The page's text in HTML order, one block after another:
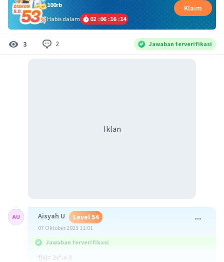
100rb
Habis dalam
02 :06 :16 :14
Klaim
3 2 Jawaban terverifikasi
Iklan
Aisyah U Level 54
07 Oktober 2023 11:01
Jawaban terverifikasi
f(x)= 2x²-x-3